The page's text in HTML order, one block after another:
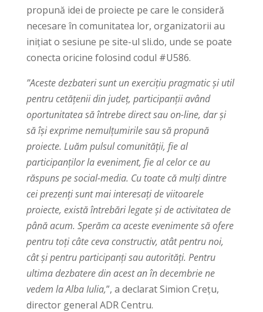
propună idei de proiecte pe care le consideră
necesare în comunitatea lor, organizatorii au
inițiat o sesiune pe site-ul sli.do, unde se poate
conecta oricine folosind codul #U586.
”Aceste dezbateri sunt un exercițiu pragmatic și util
pentru cetățenii din județ, participanții având
oportunitatea să întrebe direct sau on-line, dar și
să își exprime nemulțumirile sau să propună
proiecte. Luăm pulsul comunității, fie al
participanților la eveniment, fie al celor ce au
răspuns pe social-media. Cu toate că mulți dintre
cei prezenți sunt mai interesați de viitoarele
proiecte, există întrebări legate și de activitatea de
până acum. Sperăm ca aceste evenimente să ofere
pentru toți câte ceva constructiv, atât pentru noi,
cât și pentru participanți sau autorități. Pentru
ultima dezbatere din acest an în decembrie ne
vedem la Alba Iulia,”, a declarat Simion Crețu,
director general ADR Centru.